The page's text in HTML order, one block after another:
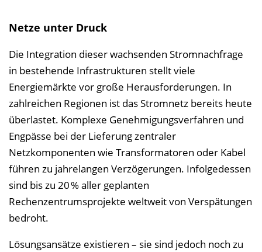
Netze unter Druck
Die Integration dieser wachsenden Stromnachfrage
in bestehende Infrastrukturen stellt viele
Energiemärkte vor große Herausforderungen. In
zahlreichen Regionen ist das Stromnetz bereits heute
überlastet. Komplexe Genehmigungsverfahren und
Engpässe bei der Lieferung zentraler
Netzkomponenten wie Transformatoren oder Kabel
führen zu jahrelangen Verzögerungen. Infolgedessen
sind bis zu 20 % aller geplanten
Rechenzentrumsprojekte weltweit von Verspätungen
bedroht.
Lösungsansätze existieren – sie sind jedoch noch zu